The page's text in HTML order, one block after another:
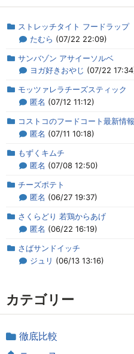
ストレッチタイト フードラップ
たむら (07/22 22:09)
サンバゾン アサイーソルベ
ヨガ好きおやじ (07/22
モッツァレラチーズスティック
匿名 (07/12 11:12)
コストコのフードコート最新情
匿名 (07/11 10:18)
もずくキムチ
匿名 (07/08 12:50)
チーズポテト
匿名 (06/27 19:37)
さくらどり 若鶏からあげ
匿名 (06/22 16:19)
さばサンドイッチ
ジュリ (06/13 13:16)
カテゴリー
徹底比較